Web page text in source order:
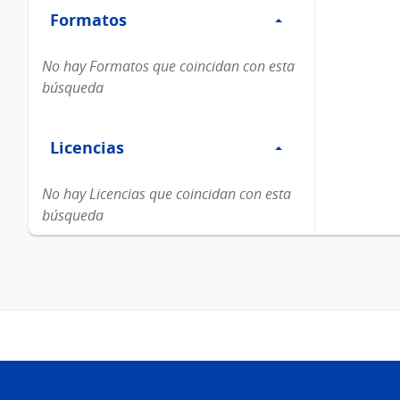
Formatos
Formatos
No hay Formatos que coincidan con esta
búsqueda
Licencias
Licencias
No hay Licencias que coincidan con esta
búsqueda